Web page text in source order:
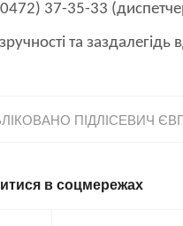
37-35-33
та заздалегідь
ПІДЛІСЕВИЧ
в соцмережах